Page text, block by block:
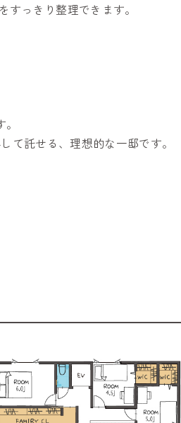
っきり整理できます。
託せる、理想的な一邸です。